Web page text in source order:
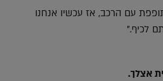
עם הרכב, אז עכשיו אנחנו
לכיף."
אצלך.